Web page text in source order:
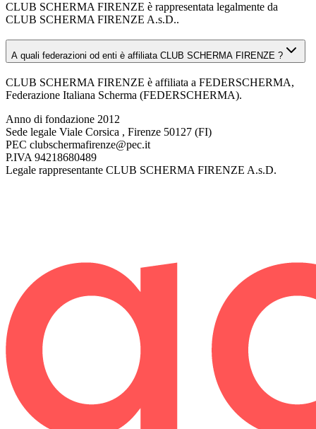
CLUB SCHERMA FIRENZE è rappresentata legalmente da
CLUB SCHERMA FIRENZE A.s.D..
A quali federazioni od enti è affiliata CLUB SCHERMA FIRENZE ?
CLUB SCHERMA FIRENZE è affiliata a FEDERSCHERMA,
Federazione Italiana Scherma (FEDERSCHERMA).
Anno di fondazione 2012
Sede legale Viale Corsica , Firenze 50127 (FI)
PEC clubschermafirenze@pec.it
P.IVA 94218680489
Legale rappresentante CLUB SCHERMA FIRENZE A.s.D.